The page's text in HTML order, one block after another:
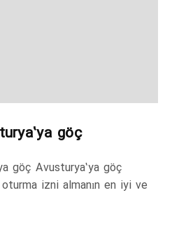
göç
göç Avusturya’ya göç
izni almanın en iyi ve